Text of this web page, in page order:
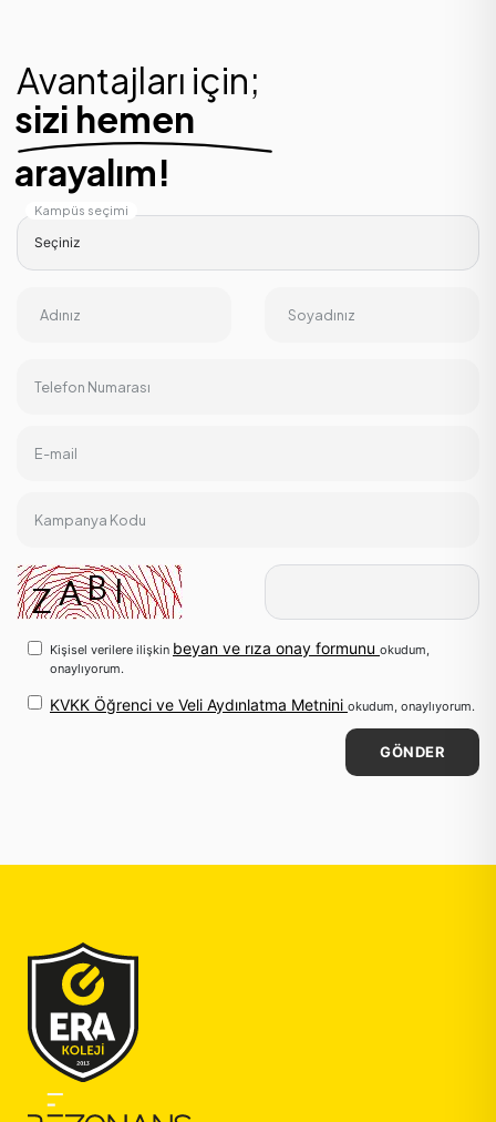
Avantajları için;
sizi hemen
arayalım!
Kampüs seçimi
Adınız Soyadınız
Telefon Numarası
E-mail
Kampanya Kodu
Kişisel verilere ilişkin beyan ve rıza onay formunu okudum,
onaylıyorum.
KVKK Öğrenci ve Veli Aydınlatma Metnini okudum, onaylıyorum.
GÖNDER